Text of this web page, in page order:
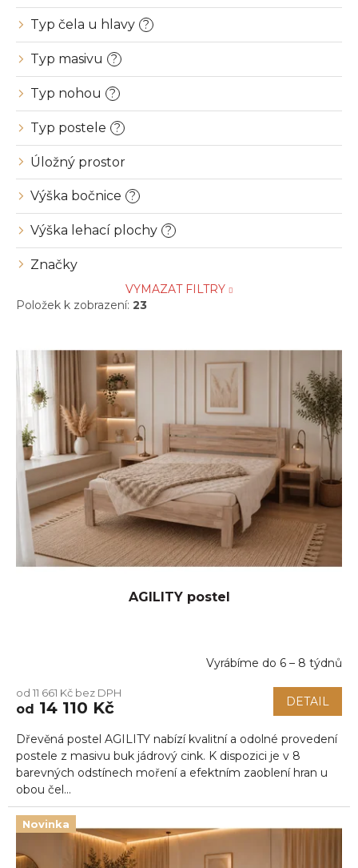
Značky
Typ čela u hlavy ?
Typ masivu ?
Typ nohou ?
Typ postele ?
Úložný prostor
Výška bočnice ?
Výška lehací plochy ?
VYMAZAT FILTRY
Položek k zobrazení: 23
p
d
AGILITY postel
produktu
je
z
5
hvězdiček.
Vyrábíme do 6 – 8 týdnů
od 11 661 Kč bez DPH
od 14 110 Kč DETAIL
Dřevěná postel AGILITY nabízí kvalitní a odolné provedení
postele z masivu buk jádrový cink. K dispozici je v 8
barevných odstínech moření a efektním zaoblení hran u
obou čel...
Novinka